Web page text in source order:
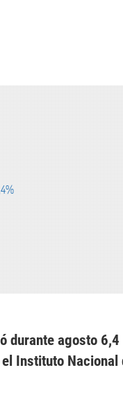
durante agosto
Instituto